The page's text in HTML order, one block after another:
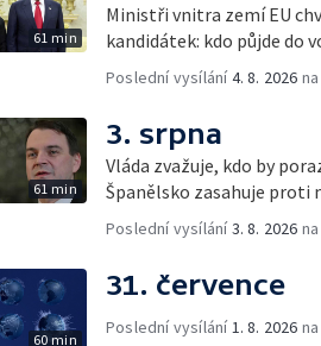
61 min
Ministři vnitra zemí EU
kandidátek: kdo půjde do
Poslední vysílání4. 8. 2026
61 min
3. srpna
Vláda zvažuje, kdo by
Španělsko zasahuje proti
Poslední vysílání3. 8. 2026
60 min
31. července
Poslední vysílání 1. 8. 2026